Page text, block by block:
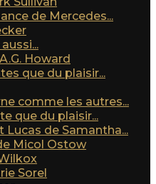
de Mercedes...
Howard
que du plaisir...
comme les autres...
que du plaisir...
Lucas de Samantha...
Micol Ostow
Sorel